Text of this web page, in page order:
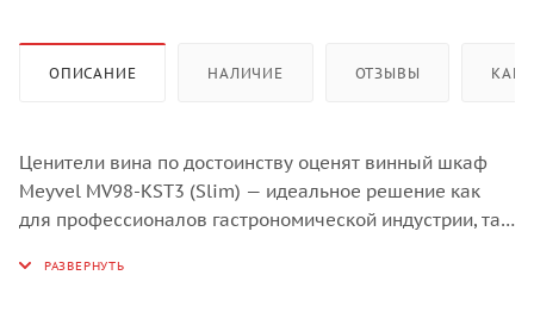
ОПИСАНИЕ НАЛИЧИЕ ОТЗЫВЫ КАК
Ценители вина по достоинству оценят винный шкаф
Meyvel MV98-KST3 (Slim) — идеальное решение как
для профессионалов гастрономической индустрии, так
впечатляющей вместимостью 98 бутылок типа